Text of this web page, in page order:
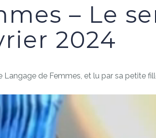
– Le
2024
Langage de Femmes, et lu par sa petite